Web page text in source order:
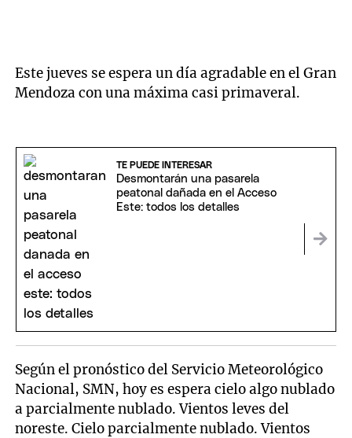
Este jueves se espera un día agradable en el Gran
Mendoza con una máxima casi primaveral.
TE PUEDE INTERESAR
Desmontarán una pasarela
peatonal dañada en el Acceso
Este: todos los detalles
Según el pronóstico del Servicio Meteorológico
Nacional, SMN, hoy es espera cielo algo nublado
a parcialmente nublado. Vientos leves del
noreste. Cielo parcialmente nublado. Vientos